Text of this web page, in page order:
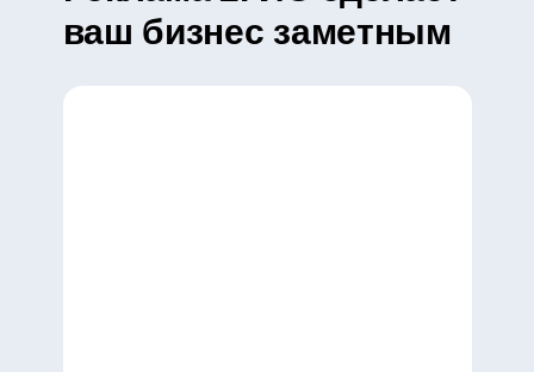
ваш бизнес заметным